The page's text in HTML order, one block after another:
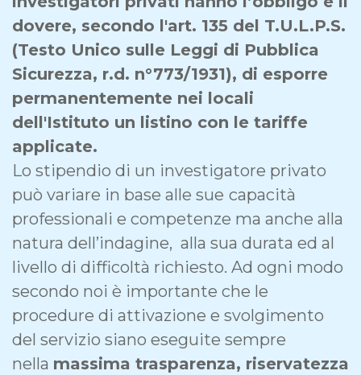
dovere, secondo l'art. 135 del T.U.L.P.S.
(Testo Unico sulle Leggi di Pubblica
Sicurezza, r.d. n°773/1931), di esporre
permanentemente nei locali
dell'Istituto un listino con le tariffe
applicate.
Lo stipendio di un investigatore privato
può variare in base alle sue capacità
professionali e competenze ma anche alla
natura dell’indagine, alla sua durata ed al
livello di difficoltà richiesto. Ad ogni modo
secondo noi è importante che le
procedure di attivazione e svolgimento
del servizio siano eseguite sempre
nella massima trasparenza, riservatezza